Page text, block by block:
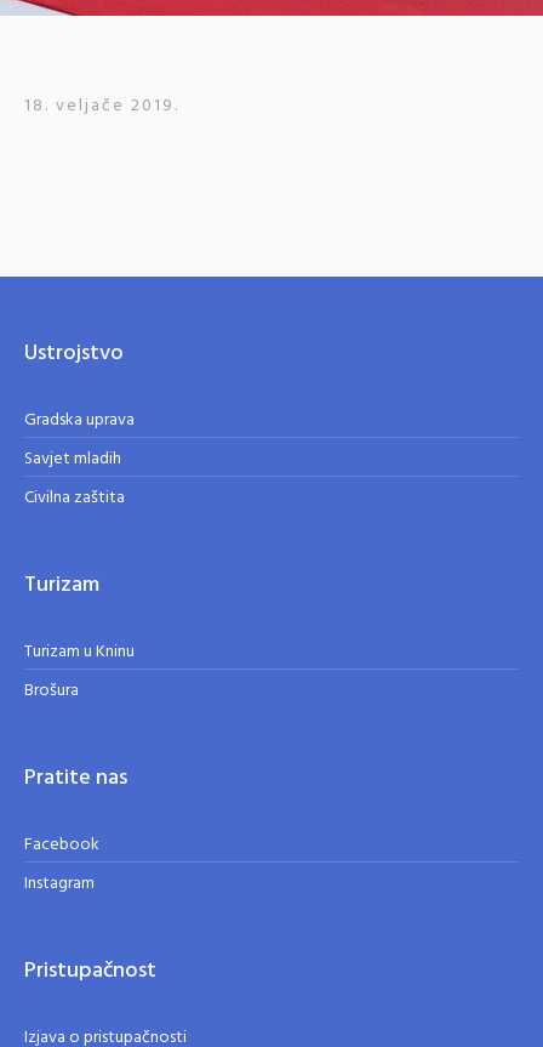
18. veljače 2019.
Ustrojstvo
Gradska uprava
Savjet mladih
Civilna zaštita
Turizam
Turizam u Kninu
Brošura
Pratite nas
Facebook
Instagram
Pristupačnost
Izjava o pristupačnosti